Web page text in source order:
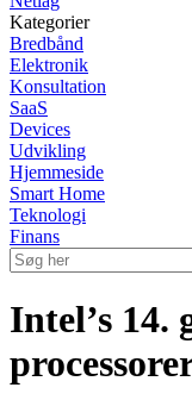
Kategorier
Bredbånd
Elektronik
Konsultation
SaaS
Devices
Udvikling
Hjemmeside
Smart Home
Teknologi
Finans
Intel’s 14.